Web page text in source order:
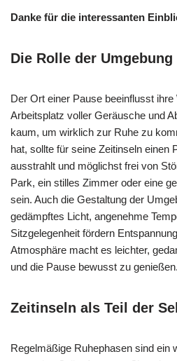
Danke für die interessanten
Die Rolle der Umgebung
Der Ort einer Pause beeinflusst
Arbeitsplatz voller Geräusche und
kaum, um wirklich zur Ruhe zu
hat, sollte für seine Zeitinseln einen
ausstrahlt und möglichst frei von
Park, ein stilles Zimmer oder eine
sein. Auch die Gestaltung der
gedämpftes Licht, angenehme
Sitzgelegenheit fördern
Atmosphäre macht es leichter,
und die Pause bewusst zu genießen.
Zeitinseln als Teil der
Regelmäßige Ruhephasen sind ein